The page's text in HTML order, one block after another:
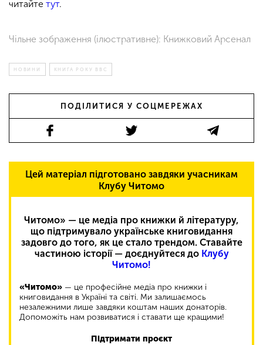
читайте тут.
Чільне зображення (ілюстративне): Книжковий Арсенал
НОВИНИ КНИГА РОКУ BBC
ПОДІЛИТИСЯ У СОЦМЕРЕЖАХ
Цей матеріал підготовано завдяки учасникам
Клубу Читомо
Читомо» — це медіа про книжки й літературу,
що підтримувало українське книговидання
задовго до того, як це стало трендом. Ставайте
частиною історії — доєднуйтеся до Клубу
Читомо!
«Читомо» — це професійне медіа про книжки і
книговидання в Україні та світі. Ми залишаємось
незалежними лише завдяки коштам наших донаторів.
Допоможіть нам розвиватися і ставати ще кращими!
Підтримати проєкт